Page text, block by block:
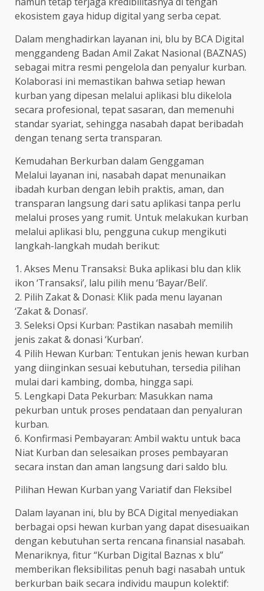
ekosistem gaya hidup digital yang serba cepat.
Dalam menghadirkan layanan ini, blu by BCA Digital
menggandeng Badan Amil Zakat Nasional (BAZNAS)
sebagai mitra resmi pengelola dan penyalur kurban.
Kolaborasi ini memastikan bahwa setiap hewan
kurban yang dipesan melalui aplikasi blu dikelola
secara profesional, tepat sasaran, dan memenuhi
standar syariat, sehingga nasabah dapat beribadah
dengan tenang serta transparan.
Kemudahan Berkurban dalam Genggaman
Melalui layanan ini, nasabah dapat menunaikan
ibadah kurban dengan lebih praktis, aman, dan
transparan langsung dari satu aplikasi tanpa perlu
melalui proses yang rumit. Untuk melakukan kurban
melalui aplikasi blu, pengguna cukup mengikuti
langkah-langkah mudah berikut:
1. Akses Menu Transaksi: Buka aplikasi blu dan klik
ikon ‘Transaksi’, lalu pilih menu ‘Bayar/Beli’.
2. Pilih Zakat & Donasi: Klik pada menu layanan
‘Zakat & Donasi’.
3. Seleksi Opsi Kurban: Pastikan nasabah memilih
jenis zakat & donasi ‘Kurban’.
4. Pilih Hewan Kurban: Tentukan jenis hewan kurban
yang diinginkan sesuai kebutuhan, tersedia pilihan
mulai dari kambing, domba, hingga sapi.
5. Lengkapi Data Pekurban: Masukkan nama
pekurban untuk proses pendataan dan penyaluran
kurban.
6. Konfirmasi Pembayaran: Ambil waktu untuk baca
Niat Kurban dan selesaikan proses pembayaran
secara instan dan aman langsung dari saldo blu.
Pilihan Hewan Kurban yang Variatif dan Fleksibel
Dalam layanan ini, blu by BCA Digital menyediakan
berbagai opsi hewan kurban yang dapat disesuaikan
dengan kebutuhan serta rencana finansial nasabah.
Menariknya, fitur “Kurban Digital Baznas x blu”
memberikan fleksibilitas penuh bagi nasabah untuk
berkurban baik secara individu maupun kolektif: